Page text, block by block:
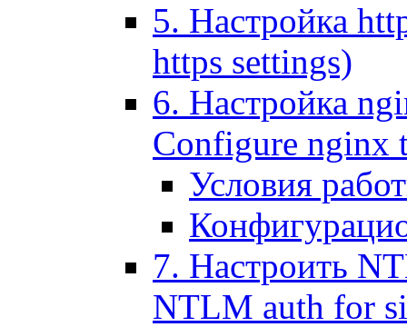
5. Настройка
https settings)
6. Настройка
Configure nginx
Условия
7. Настроить
NTLM auth for